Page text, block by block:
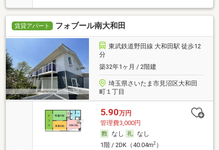
賃貸アパート フォブール南大和田
東武鉄道野田線 大和田駅 徒歩12
分
築32年1ヶ月 / 2階建
埼玉県さいたま市見沼区大和田
町１丁目
5.90万円
管理費3,000円
なし
なし
1階 / 2DK（40.04m2）